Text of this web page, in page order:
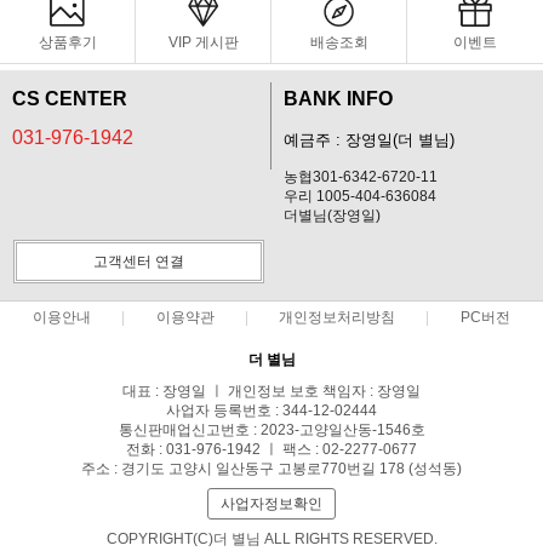
상품후기 VIP 게시판 배송조회 이벤트
CS CENTER
031-976-1942
BANK INFO
예금주 : 장영일(더 별님)
농협301-6342-6720-11
우리 1005-404-636084
더별님(장영일)
고객센터 연결
이용안내 이용약관 개인정보처리방침 PC버전
더 별님
대표 : 장영일 ㅣ 개인정보 보호 책임자 : 장영일
사업자 등록번호 : 344-12-02444
통신판매업신고번호 : 2023-고양일산동-1546호
전화 : 031-976-1942 ㅣ 팩스 : 02-2277-0677
주소 : 경기도 고양시 일산동구 고봉로770번길 178 (성석동)
사업자정보확인
COPYRIGHT(C)더 별님 ALL RIGHTS RESERVED.